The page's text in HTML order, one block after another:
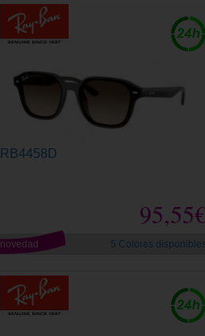
RB4458D
novedad 5 Colores disponibles